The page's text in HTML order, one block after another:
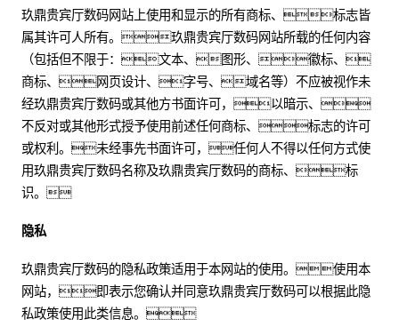
玖鼎贵宾厅数码网站上使用和显示的所有商标、标志皆
属其许可人所有。玖鼎贵宾厅数码网站所载的任何内容
（包括但不限于：文本、图形、徽标、
商标、网页设计、字号、域名等）不应被视作未
经玖鼎贵宾厅数码或其他方书面许可，以暗示、
不反对或其他形式授予使用前述任何商标、标志的许可
或权利。未经事先书面许可，任何人不得以任何方式使
用玖鼎贵宾厅数码名称及玖鼎贵宾厅数码的商标、标
识。
隐私
玖鼎贵宾厅数码的隐私政策适用于本网站的使用。使用本
网站，即表示您确认并同意玖鼎贵宾厅数码可以根据此隐
私政策使用此类信息。